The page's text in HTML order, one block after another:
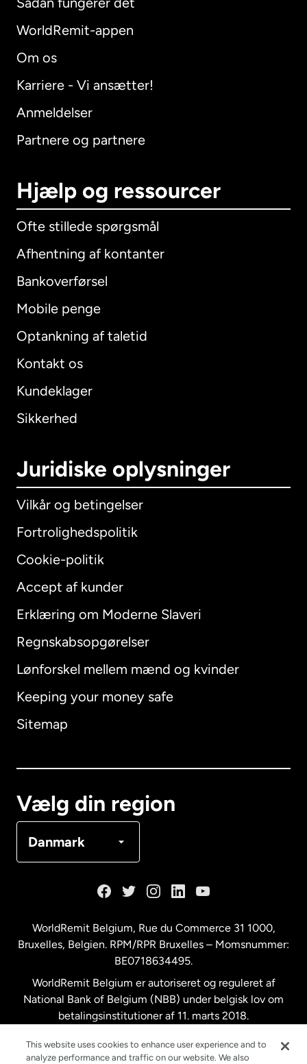
WorldRemit-appen
Om os
Karriere - Vi ansætter!
Anmeldelser
Partnere og partnere
Hjælp og ressourcer
Ofte stillede spørgsmål
Afhentning af kontanter
Bankoverførsel
Mobile penge
Optankning af taletid
Kontakt os
Kundeklager
Sikkerhed
Juridiske oplysninger
Vilkår og betingelser
Fortrolighedspolitik
Cookie-politik
Accept af kunder
Erklæring om Moderne Slaveri
Regnskabsopgørelser
Lønforskel mellem mænd og kvinder
Keeping your money safe
Sitemap
Vælg din region
Danmark
International English
Australien
Malaysia
New Zealand
Spanien
WorldRemit Belgium, Rue du Commerce 31 1000,
Bruxelles, Belgien. RPM/RPR Bruxelles – Momsnummer:
BE0718634495.
WorldRemit Belgium er autoriseret og reguleret af
National Bank of Belgium (NBB) under belgisk lov om
betalingsinstitutioner af 11. marts 2018.
This website uses cookies to enhance user experience and to
analyze performance and traffic on our website. We also